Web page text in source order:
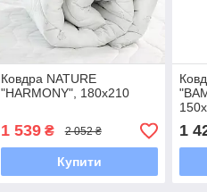
Ковдра NATURE
"HARMONY", 180x210
1 539₴ 2 052 ₴
Купити
1